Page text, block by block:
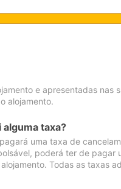
e apresentadas nas
alojamento.
taxa?
uma taxa de
poderá ter de pagar
Todas as taxas